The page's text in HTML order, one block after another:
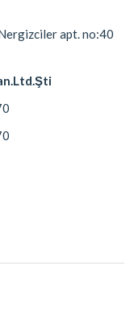
apt. no:40